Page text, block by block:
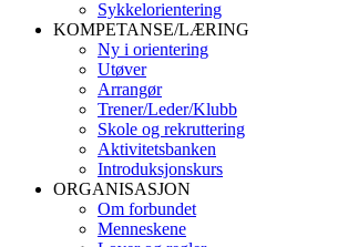
Sykkelorientering
KOMPETANSE/LÆRING
Ny i orientering
Utøver
Arrangør
Trener/Leder/Klubb
Skole og rekruttering
Aktivitetsbanken
Introduksjonskurs
ORGANISASJON
Om forbundet
Menneskene